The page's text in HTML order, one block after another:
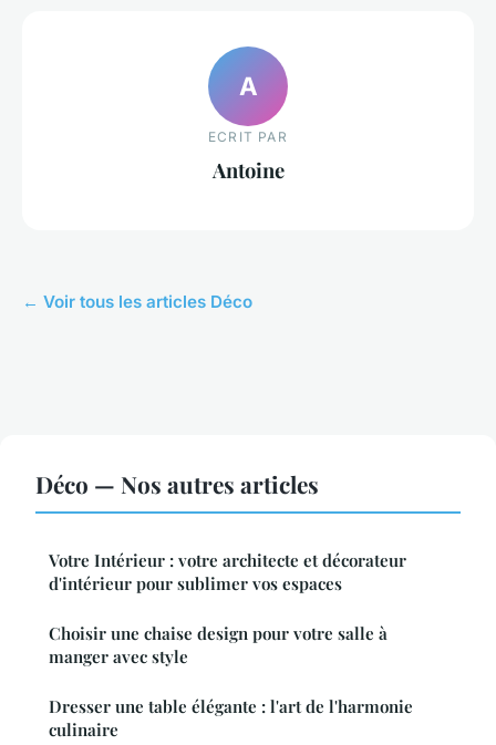
A
ECRIT PAR
Antoine
← Voir tous les articles Déco
Déco — Nos autres articles
Votre Intérieur : votre architecte et décorateur
d'intérieur pour sublimer vos espaces
Choisir une chaise design pour votre salle à
manger avec style
Dresser une table élégante : l'art de l'harmonie
culinaire